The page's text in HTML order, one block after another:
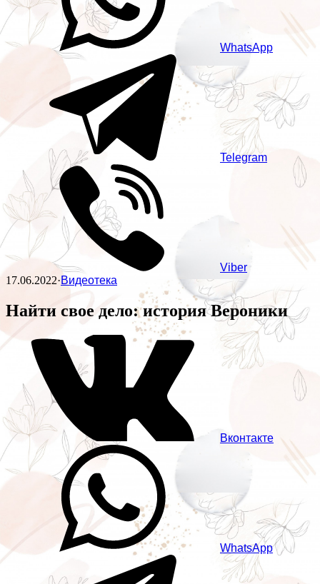
WhatsApp
Telegram
Viber
17.06.2022·Видеотека
Найти свое дело: история Вероники
Вконтакте
WhatsApp